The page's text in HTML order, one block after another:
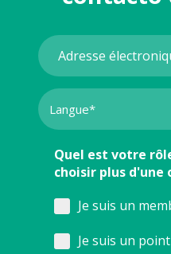
Quel est votre
choisir plus d'une
Je suis un
Je suis un